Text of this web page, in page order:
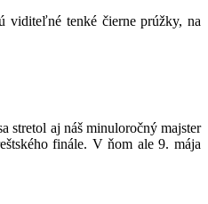
viditeľné tenké čierne prúžky, na
stretol aj náš minuloročný majster
finále. V ňom ale 9. mája